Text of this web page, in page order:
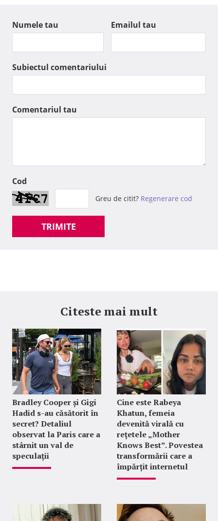
Numele tau Emailul tau
Subiectul comentariului
Comentariul tau
Cod
Greu de citit? Regenerare cod
TRIMITE
Citeste mai mult
Bradley Cooper și Gigi
Hadid s-au căsătorit în
secret? Detaliul
observat la Paris care a
stârnit un val de
speculații
Cine este Rabeya
Khatun, femeia
devenită virală cu
rețetele „Mother
Knows Best”. Povestea
transformării care a
împărțit internetul